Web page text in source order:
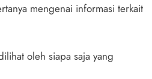
mengenai informasi terkait
oleh siapa saja yang